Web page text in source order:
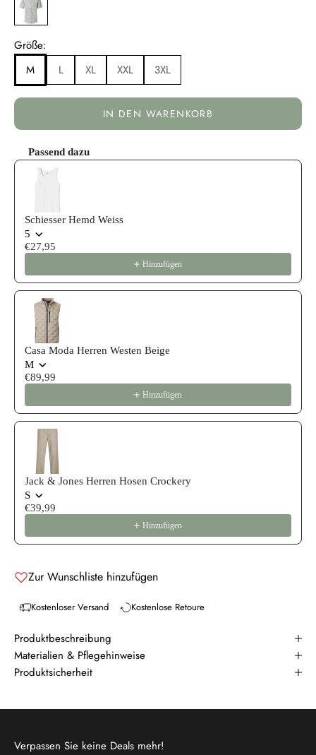
Größe:
M
L XL XXL 3XL
IN DEN WARENKORB
Passend dazu
Use the Previous and Next buttons to navigate through product
Schiesser Hemd Weiss
5
€27,95
Hinzufügen
Casa Moda Herren Westen Beige
M
€89,99
Hinzufügen
Jack & Jones Herren Hosen Crockery
S
€39,99
Hinzufügen
Zur Wunschliste hinzufügen
Kostenloser Versand Kostenlose Retoure
Produktbeschreibung
Materialien & Pflegehinweise
Produktsicherheit
Verpassen Sie keine Deals mehr!